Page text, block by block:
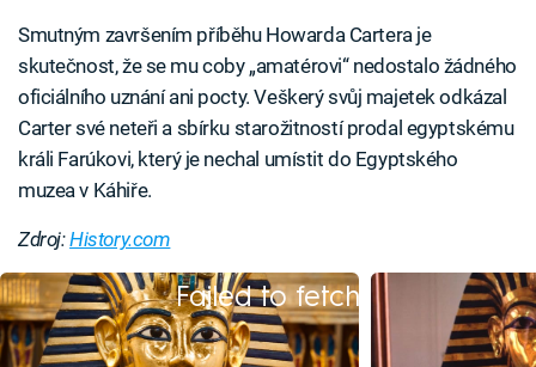
Smutným završením příběhu Howarda Cartera je
skutečnost, že se mu coby „amatérovi“ nedostalo žádného
oficiálního uznání ani pocty. Veškerý svůj majetek odkázal
Carter své neteři a sbírku starožitností prodal egyptskému
králi Farúkovi, který je nechal umístit do Egyptského
muzea v Káhiře.
Zdroj:History.com
Failed to fetch